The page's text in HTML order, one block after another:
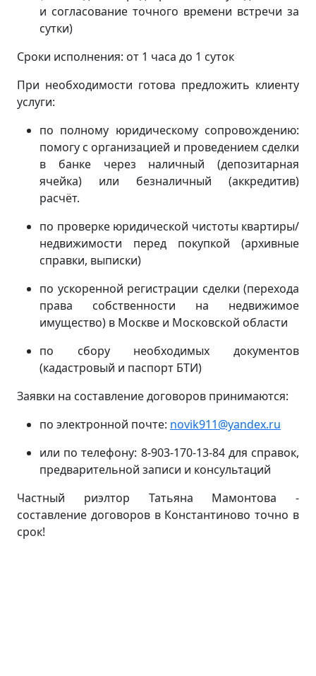
и согласование точного времени встречи за
сутки)
Сроки исполнения: от 1 часа до 1 суток
При необходимости готова предложить клиенту
услуги:
по полному юридическому сопровождению:
помогу с организацией и проведением сделки
в банке через наличный (депозитарная
ячейка) или безналичный (аккредитив)
расчёт.
по проверке юридической чистоты квартиры/
недвижимости перед покупкой (архивные
справки, выписки)
по ускоренной регистрации сделки (перехода
права собственности на недвижимое
имущество) в Москве и Московской области
по сбору необходимых документов
(кадастровый и паспорт БТИ)
Заявки на составление договоров принимаются:
по электронной почте: novik911@yandex.ru
или по телефону: 8-903-170-13-84 для справок,
предварительной записи и консультаций
Частный риэлтор Татьяна Мамонтова -
составление договоров в Константиново точно в
срок!